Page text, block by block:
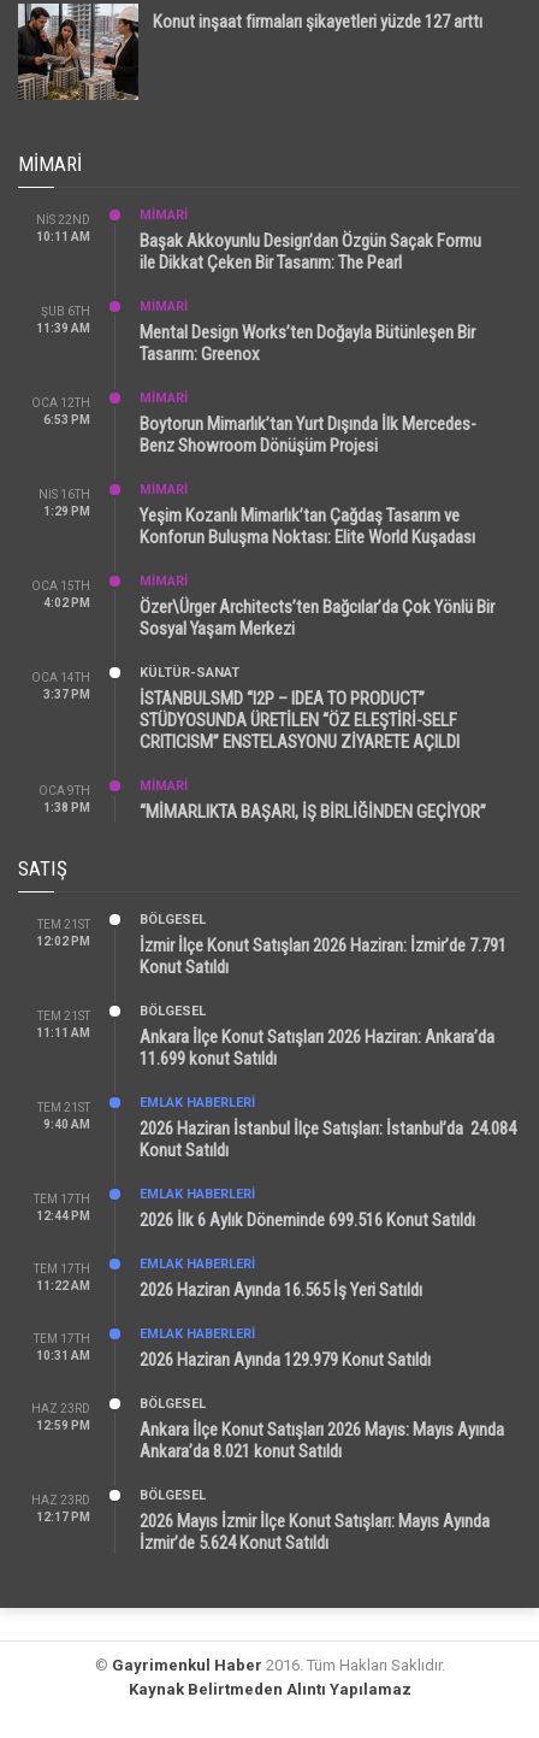
Konut inşaat firmaları şikayetleri yüzde 127 arttı
MIMARI
NIS 22ND
10:11 AM
MİMARİ
Başak Akkoyunlu Design’dan Özgün Saçak Formu
ile Dikkat Çeken Bir Tasarım: The Pearl
ŞUB 6TH
11:39 AM
MİMARİ
Mental Design Works’ten Doğayla Bütünleşen Bir
Tasarım: Greenox
OCA 12TH
6:53 PM
MİMARİ
Boytorun Mimarlık’tan Yurt Dışında İlk Mercedes-
Benz Showroom Dönüşüm Projesi
NIS 16TH
1:29 PM
MİMARİ
Yeşim Kozanlı Mimarlık’tan Çağdaş Tasarım ve
Konforun Buluşma Noktası: Elite World Kuşadası
OCA 15TH
4:02 PM
MİMARİ
Özer\Ürger Architects’ten Bağcılar’da Çok Yönlü Bir
Sosyal Yaşam Merkezi
OCA 14TH
3:37 PM
KÜLTÜR-SANAT
İSTANBULSMD “I2P – IDEA TO PRODUCT”
STÜDYOSUNDA ÜRETİLEN “ÖZ ELEŞTİRİ-SELF
CRITICISM” ENSTELASYONU ZİYARETE AÇILDI
OCA 9TH
1:38 PM
MİMARİ
“MİMARLIKTA BAŞARI, İŞ BİRLİĞİNDEN GEÇİYOR”
SATIŞ
TEM 21ST
12:02 PM
BÖLGESEL
İzmir İlçe Konut Satışları 2026 Haziran: İzmir’de 7.791
Konut Satıldı
TEM 21ST
11:11 AM
BÖLGESEL
Ankara İlçe Konut Satışları 2026 Haziran: Ankara’da
11.699 konut Satıldı
TEM 21ST
9:40 AM
EMLAK HABERLERI
2026 Haziran İstanbul İlçe Satışları: İstanbul’da 24.084
Konut Satıldı
TEM 17TH
12:44 PM
EMLAK HABERLERI
2026 İlk 6 Aylık Döneminde 699.516 Konut Satıldı
TEM 17TH
11:22 AM
EMLAK HABERLERI
2026 Haziran Ayında 16.565 İş Yeri Satıldı
TEM 17TH
10:31 AM
EMLAK HABERLERI
2026 Haziran Ayında 129.979 Konut Satıldı
HAZ 23RD
12:59 PM
BÖLGESEL
Ankara İlçe Konut Satışları 2026 Mayıs: Mayıs Ayında
Ankara’da 8.021 konut Satıldı
HAZ 23RD
12:17 PM
BÖLGESEL
2026 Mayıs İzmir İlçe Konut Satışları: Mayıs Ayında
İzmir’de 5.624 Konut Satıldı
© Gayrimenkul Haber 2016. Tüm Hakları Saklıdır.
Kaynak Belirtmeden Alıntı Yapılamaz